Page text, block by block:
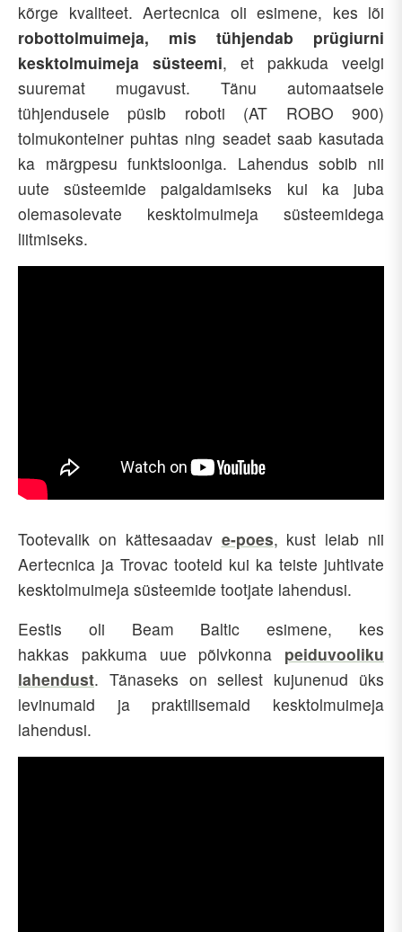
kõrge kvaliteet. Aertecnica oli esimene, kes lõi
robottolmuimeja, mis tühjendab prügiurni
kesktolmuimeja süsteemi, et pakkuda veelgi
suuremat mugavust. Tänu automaatsele
tühjendusele püsib roboti (AT ROBO 900)
tolmukonteiner puhtas ning seadet saab kasutada
ka märgpesu funktsiooniga. Lahendus sobib nii
uute süsteemide paigaldamiseks kui ka juba
olemasolevate kesktolmuimeja süsteemidega
liitmiseks.
Tootevalik on kättesaadav e-poes, kust leiab nii
Aertecnica ja Trovac tooteid kui ka teiste juhtivate
kesktolmuimeja süsteemide tootjate lahendusi.
Eestis oli Beam Baltic esimene, kes
hakkas pakkuma uue põlvkonna peiduvooliku
lahendust. Tänaseks on sellest kujunenud üks
levinumaid ja praktilisemaid kesktolmuimeja
lahendusi.